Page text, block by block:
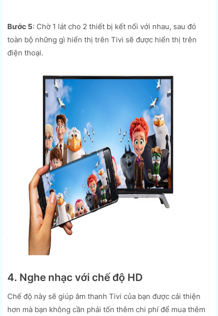
Bước 5: Chờ 1 lát cho 2 thiết bị kết nối với nhau, sau đó
toàn bộ những gì hiển thị trên Tivi sẽ được hiển thị trên
điện thoại.
4. Nghe nhạc với chế độ HD
Chế độ này sẽ giúp âm thanh Tivi của bạn được cải thiện
hơn mà bạn không cần phải tốn thêm chi phí để mua thêm